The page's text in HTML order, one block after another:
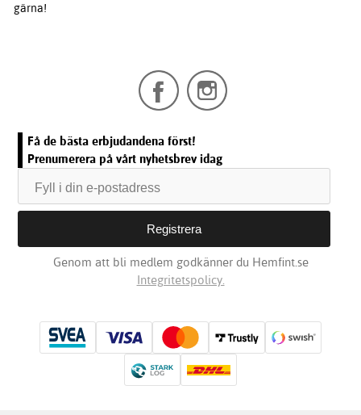
gärna!
Få de bästa erbjudandena först!
Prenumerera på vårt nyhetsbrev idag
Genom att bli medlem godkänner du Hemfint.se
Integritetspolicy.